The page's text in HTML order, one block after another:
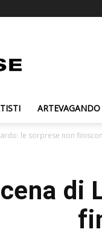
ARTEVAGANDO
le sorprese non
di